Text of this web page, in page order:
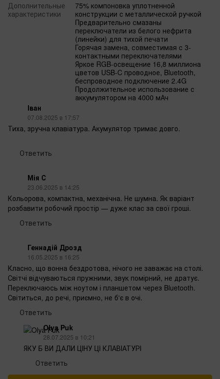
Дополнительные
характеристики
75% компоновка уплотненной
конструкции с металлической ручкой
Предварительно смазаны
переключатели из белого нефрита
(линейки) для тихой печати
Горячая замена, совместимая с 3-
контактными переключателями
Яркое RGB-освещение 16,8 миллиона
цветов USB-C проводное, Bluetooth,
беспроводное подключение 2.4G
Продолжительное использование с
аккумулятором на 4000 мАч
Іван
07.08.2025 в 17:57
Тиха, зручна клавіатура. Акумулятор тримає довго.
Ответить
Мія С
23.06.2025 в 14:25
Кольорова, компактна, механічна. Не шумна. Як варіант
розбавити робочий простір — дуже клас за свої гроші.
Ответить
Геннадій Дрозд
16.05.2025 в 16:25
Класно, що вонна бездротова, нічого не заважає на столі.
Світчі відчуваються пружними, звук помірний, не дратує.
Переключаюсь між ноутом і планшетом через Bluetooth.
Світиться, до речі, приємно, не б'є в очі.
Ответить
Olya Puk
28.07.2025 в 10:21
ЯКУ Б ВИ ДАЛИ ЦІНУ ЦІ КЛАВІАТУРІ
Ответить